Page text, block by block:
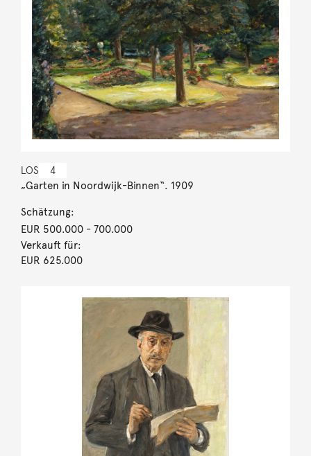
LOS 4
„Garten in Noordwijk-Binnen“. 1909
Schätzung:
EUR 500.000- 700.000
Verkauft für:
EUR 625.000